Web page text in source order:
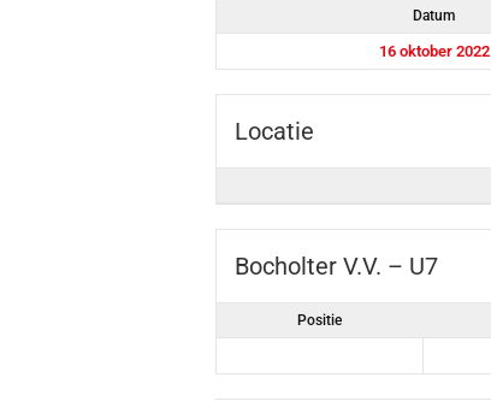
Datum
16 oktober 2022
Locatie
Bocholter V.V. – U7
Positie